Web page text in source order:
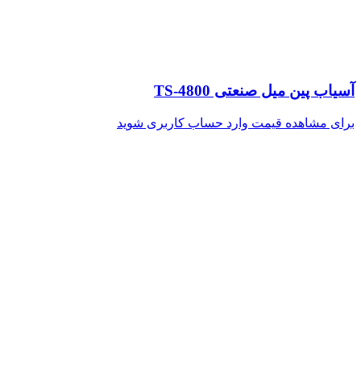
آسیاب پین میل صنعتی TS-4800
برای مشاهده قیمت وارد حساب کاربری شوید